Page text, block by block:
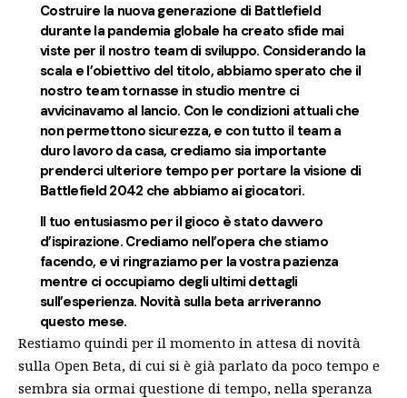
Costruire la nuova generazione di Battlefield
durante la pandemia globale ha creato sfide mai
viste per il nostro team di sviluppo. Considerando la
scala e l’obiettivo del titolo, abbiamo sperato che il
nostro team tornasse in studio mentre ci
avvicinavamo al lancio. Con le condizioni attuali che
non permettono sicurezza, e con tutto il team a
duro lavoro da casa, crediamo sia importante
prenderci ulteriore tempo per portare la visione di
Battlefield 2042 che abbiamo ai giocatori.
Il tuo entusiasmo per il gioco è stato davvero
d’ispirazione. Crediamo nell’opera che stiamo
facendo, e vi ringraziamo per la vostra pazienza
mentre ci occupiamo degli ultimi dettagli
sull’esperienza. Novità sulla beta arriveranno
questo mese.
Restiamo quindi per il momento in attesa di novità
sulla Open Beta, di cui si è già parlato da poco tempo e
sembra sia ormai questione di tempo, nella speranza